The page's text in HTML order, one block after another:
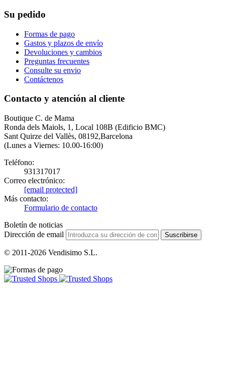
Su pedido
Formas de pago
Gastos y plazos de envío
Devoluciones y cambios
Preguntas frecuentes
Consulte su envio
Contáctenos
Contacto y atención al cliente
Boutique C. de Mama
Ronda dels Maiols, 1, Local 108B (Edificio BMC)
Sant Quirze del Vallès, 08192,Barcelona
(Lunes a Viernes: 10.00-16:00)
Teléfono:
931317017
Correo electrónico:
[email protected]
Más contacto:
Formulario de contacto
Boletín de noticias
Dirección de email
Suscribirse
© 2011-2026 Vendisimo S.L.